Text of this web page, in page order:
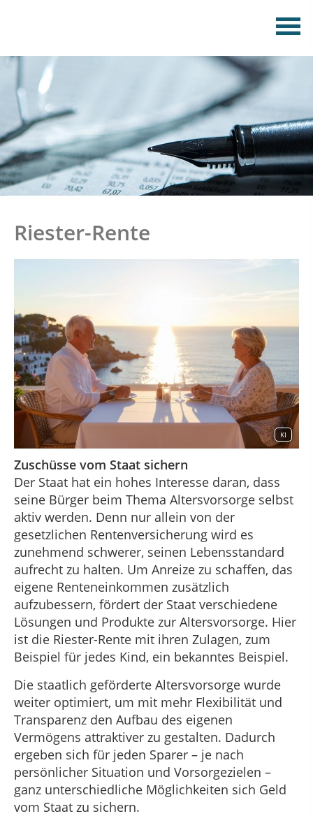
Riester-Rente
KI
Zuschüsse vom Staat sichern
Der Staat hat ein hohes Interesse daran, dass
seine Bürger beim Thema Altersvorsorge selbst
aktiv werden. Denn nur allein von der
gesetzlichen Rentenversicherung wird es
zunehmend schwerer, seinen Lebensstandard
aufrecht zu halten. Um Anreize zu schaffen, das
eigene Renteneinkommen zusätzlich
aufzubessern, fördert der Staat verschiedene
Lösungen und Produkte zur Altersvorsorge. Hier
ist die Riester-Rente mit ihren Zulagen, zum
Beispiel für jedes Kind, ein bekanntes Beispiel.
Die staatlich geförderte Altersvorsorge wurde
weiter optimiert, um mit mehr Flexibilität und
Transparenz den Aufbau des eigenen
Vermögens attraktiver zu gestalten. Dadurch
ergeben sich für jeden Sparer – je nach
persönlicher Situation und Vorsorgezielen –
ganz unterschiedliche Möglichkeiten sich Geld
vom Staat zu sichern.